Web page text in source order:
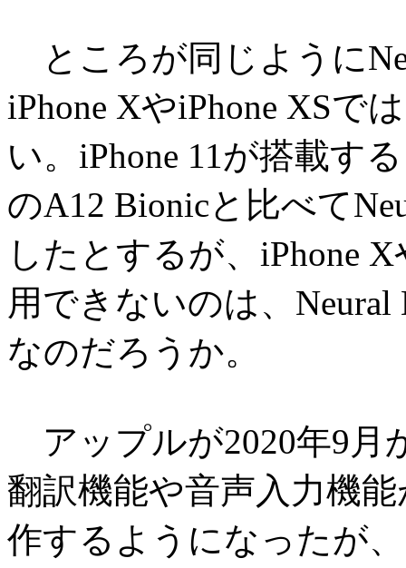
ところが同じように
iPhone XやiPhone XSで
い。iPhone 11が搭載す
のA12 Bionicと比べて
したとするが、iPhone X
用できないのは、
なのだろうか。
アップルが2020年9月
翻訳機能や音声入力機
作するようになったが